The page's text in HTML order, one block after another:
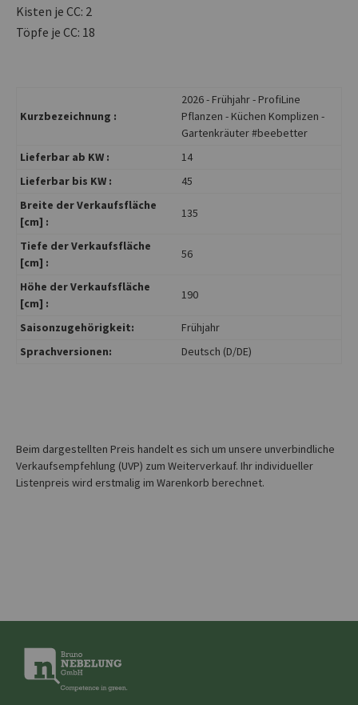
Kisten je CC: 2
Töpfe je CC: 18
Kurzbezeichnung :
2026 - Frühjahr - ProfiLine
Pflanzen - Küchen Komplizen -
Gartenkräuter #beebetter
Lieferbar ab KW :
14
Lieferbar bis KW :
45
Breite der Verkaufsfläche
[cm] :
135
Tiefe der Verkaufsfläche
[cm] :
56
Höhe der Verkaufsfläche
[cm] :
190
Saisonzugehörigkeit:
Frühjahr
Sprachversionen:
Deutsch (D/DE)
Beim dargestellten Preis handelt es sich um unsere unverbindliche
Verkaufsempfehlung (UVP) zum Weiterverkauf. Ihr individueller
Listenpreis wird erstmalig im Warenkorb berechnet.